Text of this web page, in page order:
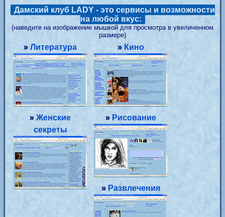
Дамский клуб LADY - это сервисы и возможности
на любой вкус:
(наведите на изображение мышкой для просмотра в увеличенном
размере)
» Литература » Кино
» Женские
секреты
» Рисование
» Развлечения